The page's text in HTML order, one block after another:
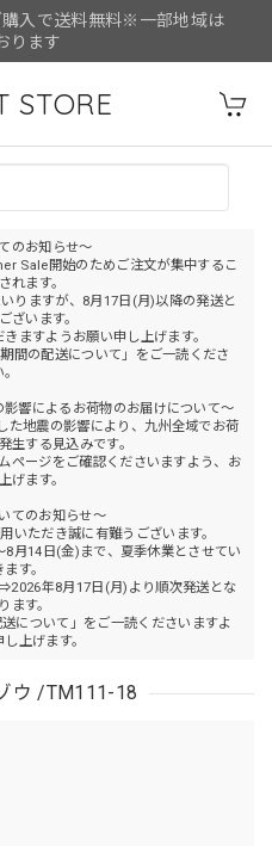
入で送料無料※一部地域は
ります
STORE
のお知らせ～
Sale開始のためご注文が集中するこ
れます。
りますが、8月17日(月)以降の発送と
ざいます。
ますようお願い申し上げます。
間の配送について」をご一読くださ
響によるお荷物のお届けについて～
た地震の影響により、九州全域でお荷
生する見込みです。
ページをご確認くださいますよう、お
げます。
てのお知らせ～
いただき誠に有難うございます。
月14日(金)まで、夏季休業とさせてい
す。
年8月17日(月)より順次発送とな
ます。
について」をご一読くださいますよ
上げます。
ウ /TM111-18